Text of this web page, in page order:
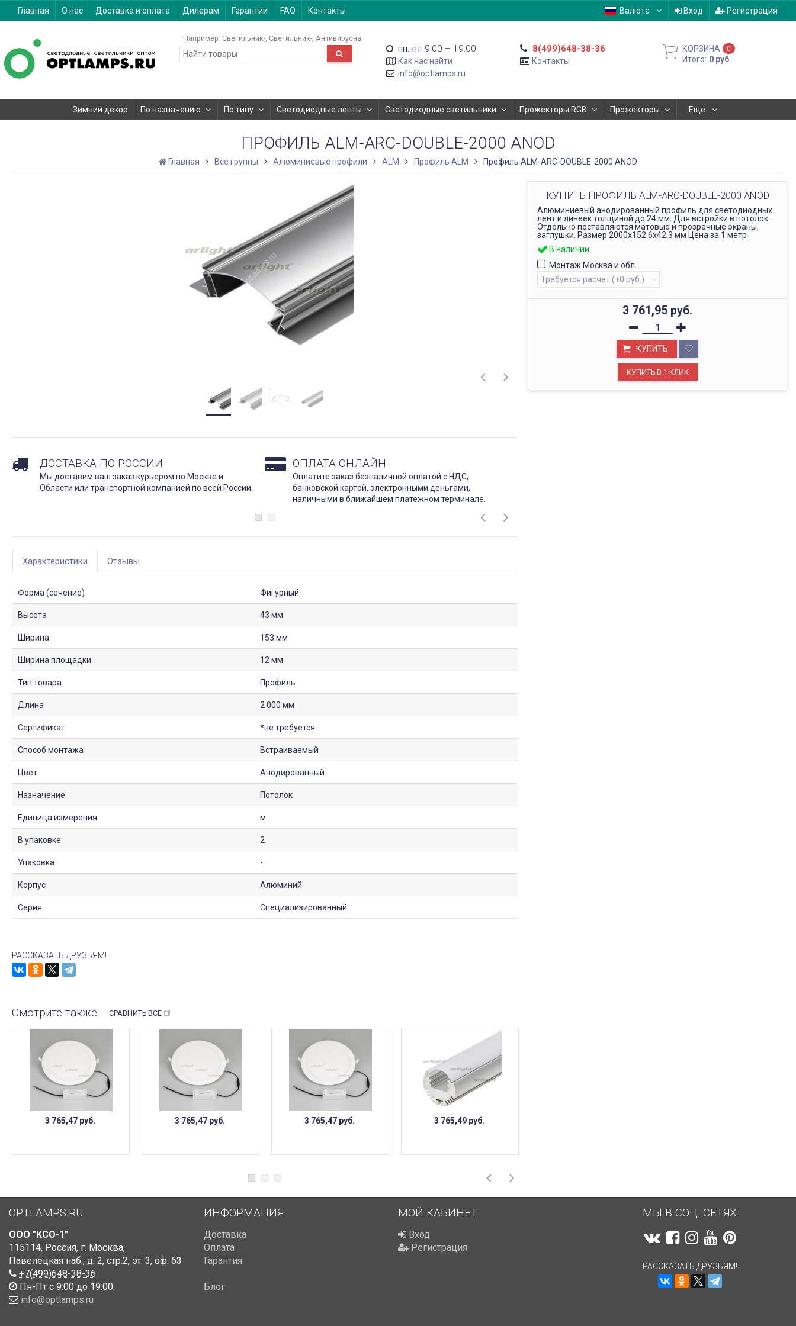
Главная О нас Доставка и оплата Дилерам Гарантии FAQ Контакты Валюта Вход Регистрация
Например: Светильник- Светильник- Антивирусна
пн.-пт. 9:00 – 19:00
Как нас найти
info@optlamps.ru
8(499)648-38-36
Контакты
КОРЗИНА 0
Итого: 0 руб.
Зимний декор По назначению По типу Светодиодные ленты Светодиодные светильники Прожекторы RGB Прожекторы Ещё
ПРОФИЛЬ ALM-ARC-DOUBLE-2000 ANOD
Главная Все группы Алюминиевые профили ALM Профиль ALM Профиль ALM-ARC-DOUBLE-2000 ANOD
КУПИТЬ ПРОФИЛЬ ALM-ARC-DOUBLE-2000 ANOD
Алюминиевый анодированный профиль для светодиодных
лент и линеек толщиной до 24 мм. Для встройки в потолок.
Отдельно поставляются матовые и прозрачные экраны,
заглушки. Размер 2000х152.6х42.3 мм Цена за 1 метр
В наличии
Монтаж Москва и обл.
3 761,95 руб.
КУПИТЬ
ДОСТАВКА ПО РОССИИ
Мы доставим ваш заказ курьером по Москве и
Области или транспортной компанией по всей России.
ОПЛАТА ОНЛАЙН
Оплатите заказ безналичной оплатой с НДС,
банковской картой, электронными деньгами,
наличными в ближайшем платежном терминале.
Характеристики Отзывы
Форма (сечение) Фигурный
Высота 43 мм
Ширина 153 мм
Ширина площадки 12 мм
Тип товара Профиль
Длина 2 000 мм
Сертификат *не требуется
Способ монтажа Встраиваемый
Цвет Анодированный
Назначение Потолок
Единица измерения м
В упаковке 2
Упаковка -
Корпус Алюминий
Серия Специализированный
РАССКАЗАТЬ ДРУЗЬЯМ!
Смотрите также СРАВНИТЬ ВСЕ
3 765,47 руб. 3 765,47 руб. 3 765,47 руб. 3 765,49 руб.
OPTLAMPS.RU
ООО "КСО-1"
115114, Россия, г. Москва,
Павелецкая наб., д. 2, стр.2, эт. 3, оф. 63
+7(499)648-38-36
Пн-Пт с 9:00 до 19:00
info@optlamps.ru
ИНФОРМАЦИЯ
Доставка
Оплата
Гарантия
Блог
МОЙ КАБИНЕТ
Вход
Регистрация
МЫ В СОЦ. СЕТЯХ
РАССКАЗАТЬ ДРУЗЬЯМ!